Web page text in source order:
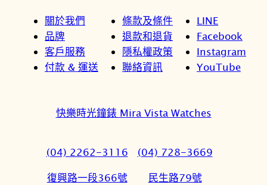
關於我們
品牌
客戶服務
付款 & 運送
條款及條件
退款和退貨
隱私權政策
聯絡資訊
LINE
Facebook
Instagram
YouTube
快樂時光鐘錶 Mira Vista Watches
(04) 2262-3116
復興路一段366號
(04) 728-3669
民生路79號